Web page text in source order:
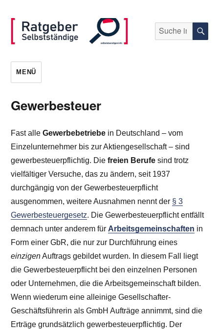
selbststaendigen.info
Suche
nach:
MENÜ
Gewerbesteuer
Fast alleGewerbebetriebe in Deutschland – vom
Einzelunternehmer bis zur Aktiengesellschaft – sind
gewerbesteuerpflichtig. Diefreien Berufe sind trotz
vielfältiger Versuche, das zu ändern, seit 1937
durchgängig von der Gewerbesteuerpflicht
ausgenommen, weitere Ausnahmen nennt der § 3
Gewerbesteuergesetz. Die Gewerbesteuerpflicht entfällt
demnach unter anderem für Arbeitsgemeinschaften in
Form einer GbR, die nur zur Durchführung eines
einzigenAuftrags gebildet wurden. In diesem Fall liegt
die Gewerbesteuerpflicht bei den einzelnen Personen
oder Unternehmen, die die Arbeitsgemeinschaft bilden.
Wenn wiederum eine alleinige Gesellschafter-
Geschäftsführerin als GmbH Aufträge annimmt, sind die
Erträge grundsätzlich gewerbesteuerpflichtig. Der